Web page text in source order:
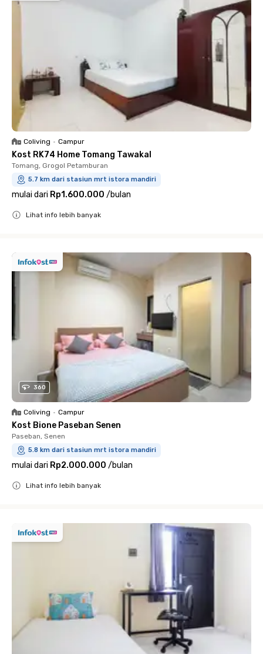
Coliving • Campur
Kost RK74 Home Tomang Tawakal
Tomang, Grogol Petamburan
5.7 km dari stasiun mrt istora mandiri
mulai dari Rp1.600.000 /bulan
Lihat info lebih banyak
360
Coliving • Campur
Kost Bione Paseban Senen
Paseban, Senen
5.8 km dari stasiun mrt istora mandiri
mulai dari Rp2.000.000 /bulan
Lihat info lebih banyak